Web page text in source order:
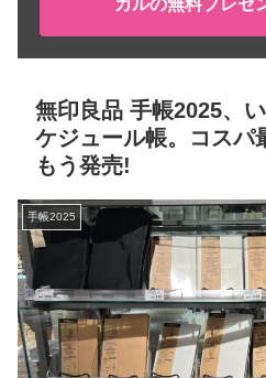
カルの無料プレゼ
無印良品 手帳2025、
ケジュール帳。コスパ
もう発売!
手帳2025